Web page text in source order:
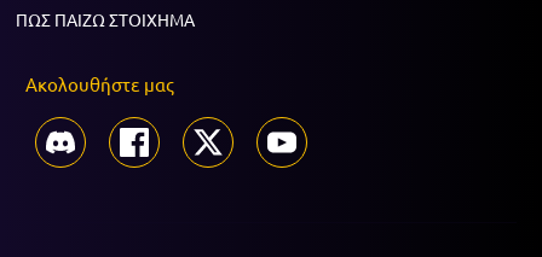
ΠΩΣ ΠΑΙΖΩ ΣΤΟΙΧΗΜΑ
Ακολουθήστε μας